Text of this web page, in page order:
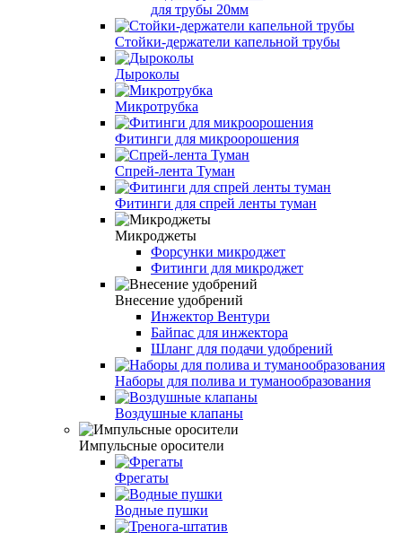
для трубы 20мм
Стойки-держатели капельной трубы
Дыроколы
Микротрубка
Фитинги для микроорошения
Спрей-лента Туман
Фитинги для спрей ленты туман
Микроджеты
Форсунки микроджет
Фитинги для микроджет
Внесение удобрений
Инжектор Вентури
Байпас для инжектора
Шланг для подачи удобрений
Наборы для полива и туманообразования
Воздушные клапаны
Импульсные оросители
Фрегаты
Водные пушки